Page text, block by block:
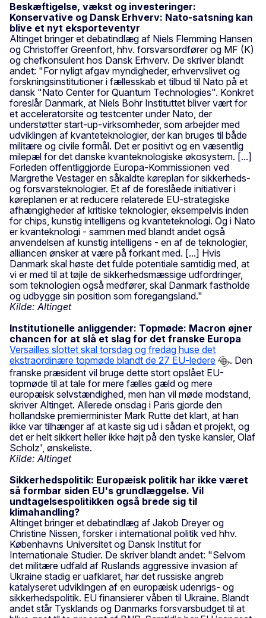
Beskæftigelse, vækst og investeringer:
Konservative og Dansk Erhverv: Nato-satsning kan
blive et nyt eksporteventyr
Altinget bringer et debatindlæg af Niels Flemming Hansen
og Christoffer Greenfort, hhv. forsvarsordfører og MF (K)
og chefkonsulent hos Dansk Erhverv. De skriver blandt
andet: "For nyligt afgav myndigheder, erhvervslivet og
forskningsinstitutioner i fællesskab et tilbud til Nato på et
dansk "Nato Center for Quantum Technologies". Konkret
foreslår Danmark, at Niels Bohr Instituttet bliver vært for
et acceleratorsite og testcenter under Nato, der
understøtter start-up-virksomheder, som arbejder med
udviklingen af kvanteteknologier, der kan bruges til både
militære og civile formål. Det er positivt og en væsentlig
milepæl for det danske kvanteknologiske økosystem. [...]
Forleden offentliggjorde Europa-Kommissionen ved
Margrethe Vestager en såkaldte køreplan for sikkerheds-
og forsvarsteknologier. Et af de foreslåede initiativer i
køreplanen er at reducere relaterede EU-strategiske
afhængigheder af kritiske teknologier, eksempelvis inden
for chips, kunstig intelligens og kvanteteknologi. Og i Nato
er kvanteknologi - sammen med blandt andet også
anvendelsen af kunstig intelligens - en af de teknologier,
alliancen ønsker at være på forkant med. [...] Hvis
Danmark skal høste det fulde potentiale samtidig med, at
vi er med til at tøjle de sikkerhedsmæssige udfordringer,
som teknologien også medfører, skal Danmark fastholde
og udbygge sin position som foregangsland."
Kilde: Altinget
Institutionelle anliggender: Topmøde: Macron øjner
chancen for at slå et slag for det franske Europa
Versailles slottet skal torsdag og fredag huse det
ekstraordinære topmøde blandt de 27 EU-ledere
. Den
franske præsident vil bruge dette stort opslået EU-
topmøde til at tale for mere fælles gæld og mere
europæisk selvstændighed, men han vil møde modstand,
skriver Altinget. Allerede onsdag i Paris gjorde den
hollandske premierminister Mark Rutte det klart, at han
ikke var tilhænger af at kaste sig ud i sådan et projekt, og
det er helt sikkert heller ikke højt på den tyske kansler, Olaf
Scholz', ønskeliste.
Kilde: Altinget
Sikkerhedspolitik: Europæisk politik har ikke været
så formbar siden EU's grundlæggelse. Vil
undtagelsespolitikken også brede sig til
klimahandling?
Altinget bringer et debatindlæg af Jakob Dreyer og
Christine Nissen, forsker i international politik ved hhv.
Københavns Universitet og Dansk Institut for
Internationale Studier. De skriver blandt andet: "Selvom
det militære udfald af Ruslands aggressive invasion af
Ukraine stadig er uafklaret, har det russiske angreb
katalyseret udviklingen af en europæisk udenrigs- og
sikkerhedspolitik. EU finansierer våben til Ukraine. Blandt
andet står Tysklands og Danmarks forsvarsbudget til at